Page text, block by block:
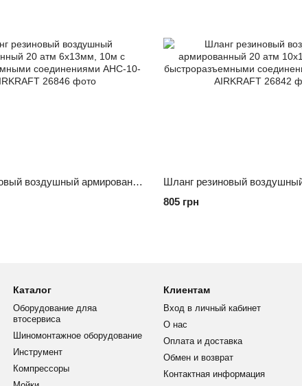
Шланг резиновый воздушный армированный 20 атм 6x13мм, 10м с быстроразъемными соединениями AHC-10-A AIRKRAFT
805 грн
Каталог
Оборудование дляа
втосервиса
Шиномонтажное оборудование
Инструмент
Компрессоры
Клиентам
Вход в личный кабинет
О нас
Оплата и доставка
Обмен и возврат
Контактная информация